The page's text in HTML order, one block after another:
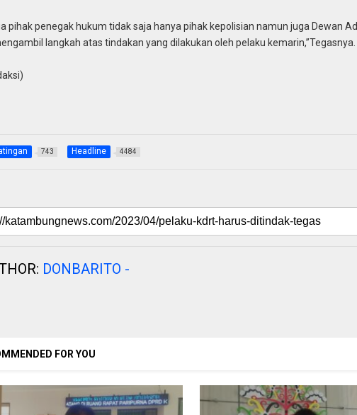
pihak penegak hukum tidak saja hanya pihak kepolisian namun juga Dewan
langkah atas tindakan yang dilakukan oleh pelaku kemarin,”Tegasnya.
743 Headline 4484
DONBARITO -
FOR YOU